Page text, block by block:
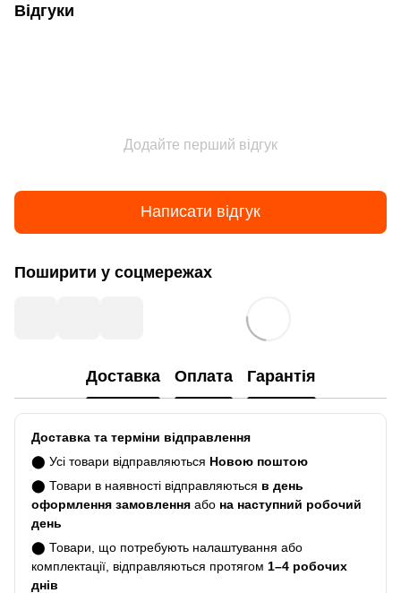
Відгуки
Додайте перший відгук
Написати відгук
Поширити у соцмережах
Доставка Оплата Гарантія
Доставка та терміни відправлення
⬤ Усі товари відправляються Новою поштою
⬤ Товари в наявності відправляються в день
оформлення замовлення або на наступний робочий
день
⬤ Товари, що потребують налаштування або
комплектації, відправляються протягом 1–4 робочих
днів